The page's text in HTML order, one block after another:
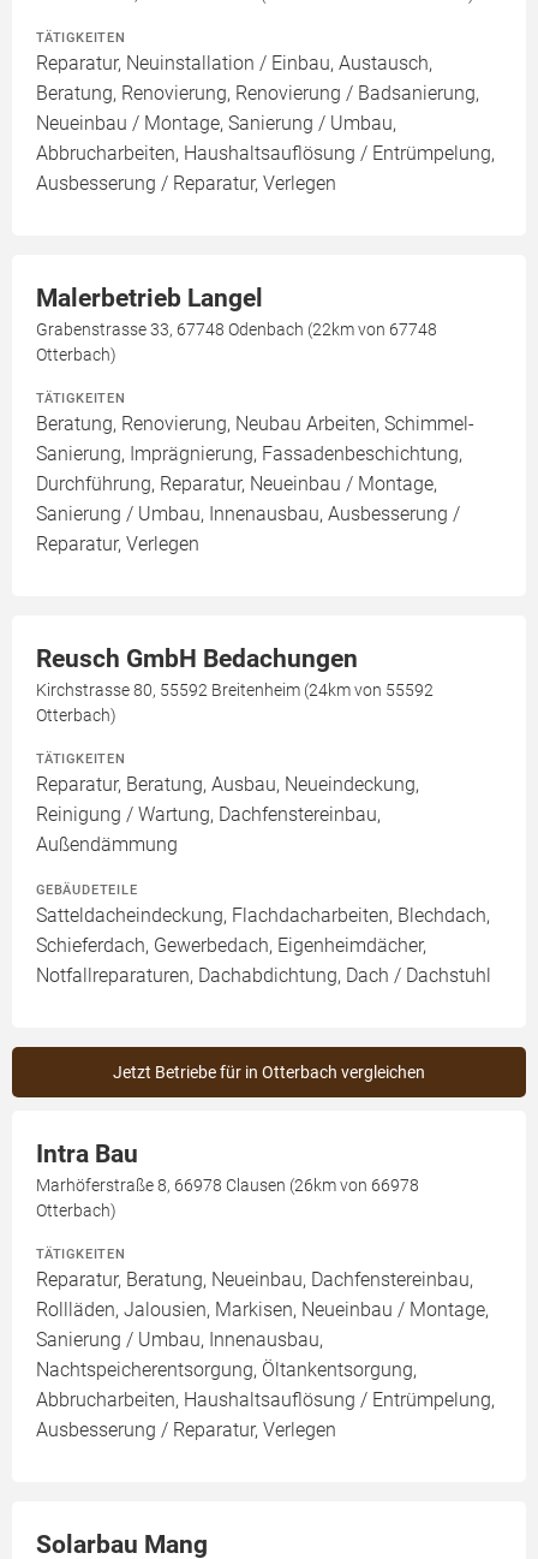
TÄTIGKEITEN
Reparatur, Neuinstallation / Einbau, Austausch,
Beratung, Renovierung, Renovierung / Badsanierung,
Neueinbau / Montage, Sanierung / Umbau,
Abbrucharbeiten, Haushaltsauflösung / Entrümpelung,
Ausbesserung / Reparatur, Verlegen
Malerbetrieb Langel
Grabenstrasse 33, 67748 Odenbach (22km von 67748
Otterbach)
TÄTIGKEITEN
Beratung, Renovierung, Neubau Arbeiten, Schimmel-
Sanierung, Imprägnierung, Fassadenbeschichtung,
Durchführung, Reparatur, Neueinbau / Montage,
Sanierung / Umbau, Innenausbau, Ausbesserung /
Reparatur, Verlegen
Reusch GmbH Bedachungen
Kirchstrasse 80, 55592 Breitenheim (24km von 55592
Otterbach)
TÄTIGKEITEN
Reparatur, Beratung, Ausbau, Neueindeckung,
Reinigung / Wartung, Dachfenstereinbau,
Außendämmung
GEBÄUDETEILE
Satteldacheindeckung, Flachdacharbeiten, Blechdach,
Schieferdach, Gewerbedach, Eigenheimdächer,
Notfallreparaturen, Dachabdichtung, Dach / Dachstuhl
Jetzt Betriebe für in Otterbach vergleichen
Intra Bau
Marhöferstraße 8, 66978 Clausen (26km von 66978
Otterbach)
TÄTIGKEITEN
Reparatur, Beratung, Neueinbau, Dachfenstereinbau,
Rollläden, Jalousien, Markisen, Neueinbau / Montage,
Sanierung / Umbau, Innenausbau,
Nachtspeicherentsorgung, Öltankentsorgung,
Abbrucharbeiten, Haushaltsauflösung / Entrümpelung,
Ausbesserung / Reparatur, Verlegen
Solarbau Mang